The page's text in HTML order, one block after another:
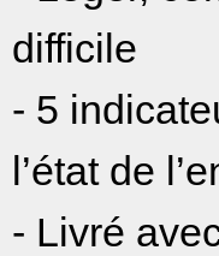
difficile
- 5
l’état de
- Livré